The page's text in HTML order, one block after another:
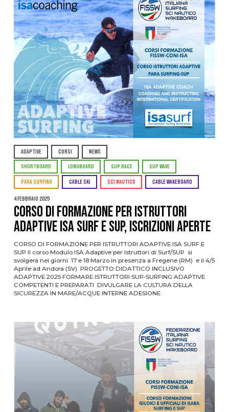
ADAPTIVE CORSI NEWS
SHORTBOARD LONGBOARD SUP RACE SUP WAVE
PARA SURFING CABLE SKI SCI NAUTICO CABLE WAKEBOARD
4 Febbraio 2025
CORSO DI FORMAZIONE PER ISTRUTTORI
ADAPTIVE ISA SURF E SUP, ISCRIZIONI APERTE
CORSO DI FORMAZIONE PER ISTRUTTORI ADAPTIVE ISA SURF E
SUP Il corso Modulo ISA Adaptive per Istruttori di Surf/SUP si
svolgerà nei giorni 17 e 18 Marzo in presenza a Fregene (RM) e il 4/5
Aprile ad Andora (SV) PROGETTO DIDATTICO INCLUSIVO
ADAPTIVE 2025 FORMARE ISTRUTTORI SUP-SURFING ADAPTIVE
COMPETENTI E PREPARATI DIVULGARE LA CULTURA DELLA
SICUREZZA IN MARE/ACQUE INTERNE ADESIONE